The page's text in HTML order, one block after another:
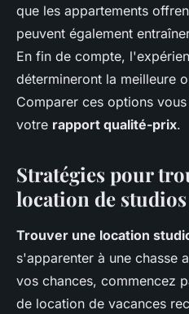
que les appartements
peuvent également
En fin de compte,
détermineront la meilleure
Comparer ces options
votre rapport qualité-prix.
Stratégies pour
location de studios
Trouver une location
s'apparenter à une chasse
vos chances, commencez
de location de vacances